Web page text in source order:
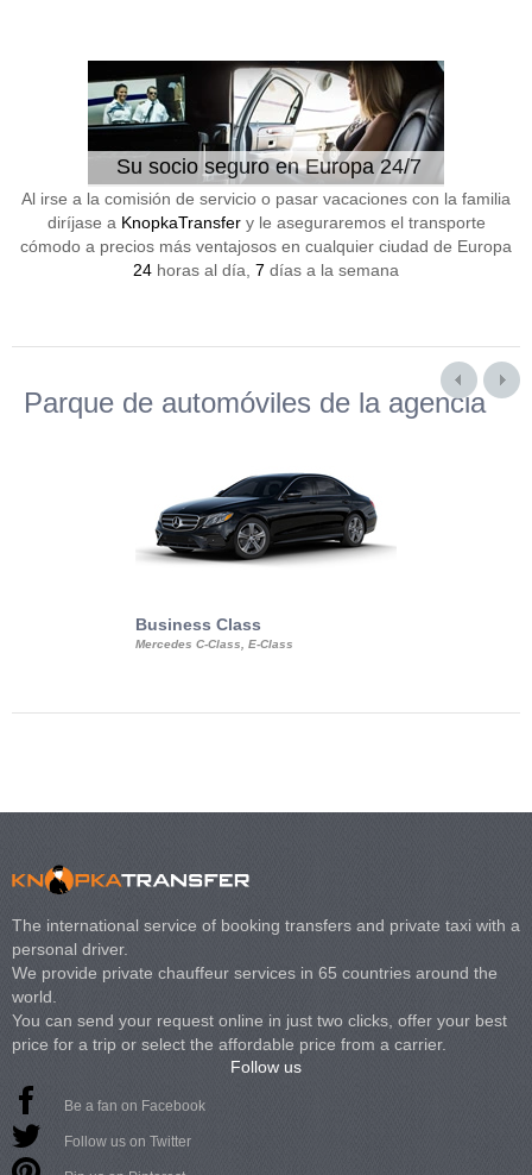
Su socio seguro en Europa 24/7
Al irse a la comisión de servicio o pasar vacaciones con la familia
diríjase a KnopkaTransfery le aseguraremos el transporte
cómodo a precios más ventajosos en cualquier ciudad de Europa
24 horas al día, 7 días a la semana
Parque de automóviles de la agencia
Business Class
Mercedes C-Class, E-Class
The international service of booking transfers and private taxi with a
personal driver.
We provide private chauffeur services in 65 countries around the
world.
You can send your request online in just two clicks, offer your best
price for a trip or select the affordable price from a carrier.
Follow us
Be a fan on Facebook
Follow us on Twitter